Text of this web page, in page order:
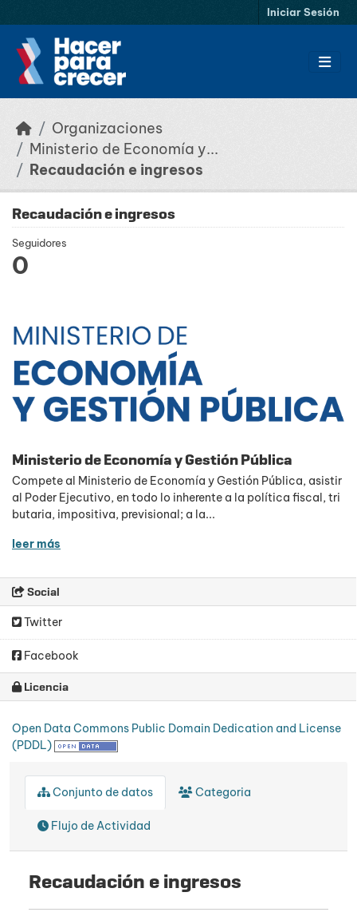
Iniciar Sesión
Organizaciones
Ministerio de Economía y...
Recaudación e ingresos
Recaudación e ingresos
Seguidores
0
Ministerio de Economía y Gestión Pública
Compete al Ministerio de Economía y Gestión Pública, asistir
al Poder Ejecutivo, en todo lo inherente a la política fiscal, tri
butaria, impositiva, previsional; a la...
leer más
Social
Twitter
Facebook
Licencia
Open Data Commons Public Domain Dedication and License
(PDDL)
Conjunto de datos Categoria
Flujo de Actividad
Recaudación e ingresos